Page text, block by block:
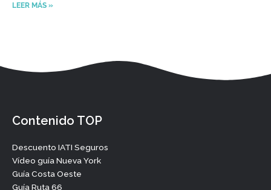
LEER MÁS »
Contenido TOP
Descuento IATI Seguros
Vídeo guía Nueva York
Guía Costa Oeste
Guía Ruta 66